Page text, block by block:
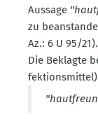
Aussage
zu
Az.: 6 U 95/21).
Die Beklagte